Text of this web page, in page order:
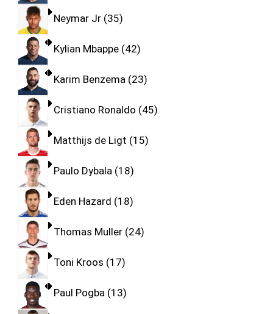
Neymar Jr 35
Kylian Mbappe 42
Karim Benzema 23
Cristiano Ronaldo 45
Matthijs de Ligt 15
Paulo Dybala 18
Eden Hazard 18
Thomas Muller 24
Toni Kroos 17
Paul Pogba 13